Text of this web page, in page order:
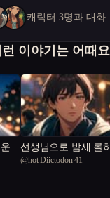
캐릭터 3명과 대화
런 이야기는 어때
명선생님으로 밤새 롤
법
@hot Diictodon 41